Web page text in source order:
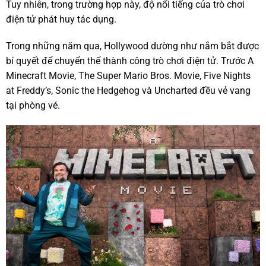
Tuy nhiên, trong trường hợp này, độ nổi tiếng của trò chơi
điện tử phát huy tác dụng.
Trong những năm qua, Hollywood dường như nắm bắt được
bí quyết để chuyển thể thành công trò chơi điện tử. Trước A
Minecraft Movie, The Super Mario Bros. Movie, Five Nights
at Freddy’s, Sonic the Hedgehog và Uncharted đều vẻ vang
tại phòng vé.